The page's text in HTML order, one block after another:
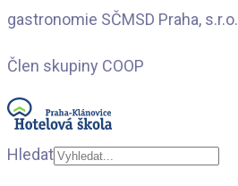
gastronomie SČMSD Praha, s.r.o.
Člen skupiny COOP
Hledat